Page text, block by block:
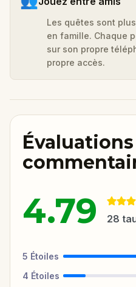
Les quêtes sont
en famille. Chaque
sur son propre
propre accès.
4.79 28
5 Étoiles
4 Étoiles